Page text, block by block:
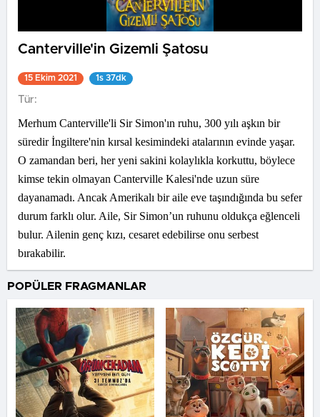
Canterville'in Gizemli Şatosu
15 Ekim 2021 1s 37dk
Tür:
Merhum Canterville'li Sir Simon'ın ruhu, 300 yılı aşkın bir
süredir İngiltere'nin kırsal kesimindeki atalarının evinde yaşar.
O zamandan beri, her yeni sakini kolaylıkla korkuttu, böylece
kimse tekin olmayan Canterville Kalesi'nde uzun süre
dayanamadı. Ancak Amerikalı bir aile eve taşındığında bu sefer
durum farklı olur. Aile, Sir Simon’un ruhunu oldukça eğlenceli
bulur. Ailenin genç kızı, cesaret edebilirse onu serbest
bırakabilir.
POPÜLER FRAGMANLAR